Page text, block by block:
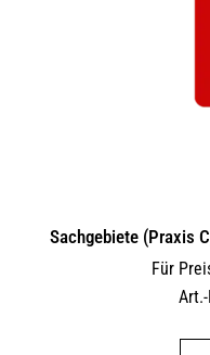
Sachgebiete (Praxis
Für